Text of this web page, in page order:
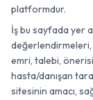
platformdur.
İş bu sayfada yer
değerlendirmeleri,
emri, talebi,
hasta/danışan
sitesinin amacı,